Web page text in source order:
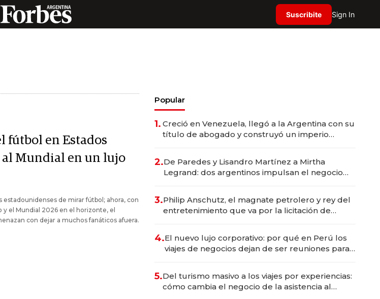
Suscribite Sign In
fútbol en Estados
Mundial en un lujo
estadounidenses de mirar fútbol; ahora, con
el Mundial 2026 en el horizonte, el
con dejar a muchos fanáticos afuera.
Popular
1. Creció en Venezuela, llegó a la Argentina con su
título de abogado y construyó un imperio
2.De Paredes y Lisandro Martínez a Mirtha
Legrand: dos argentinos impulsan el negocio
3.Philip Anschutz, el magnate petrolero y rey del
entretenimiento que va por la licitación de
4.El nuevo lujo corporativo: por qué en Perú los
viajes de negocios dejan de ser reuniones para
5.Del turismo masivo a los viajes por experiencias:
cómo cambia el negocio de la asistencia al